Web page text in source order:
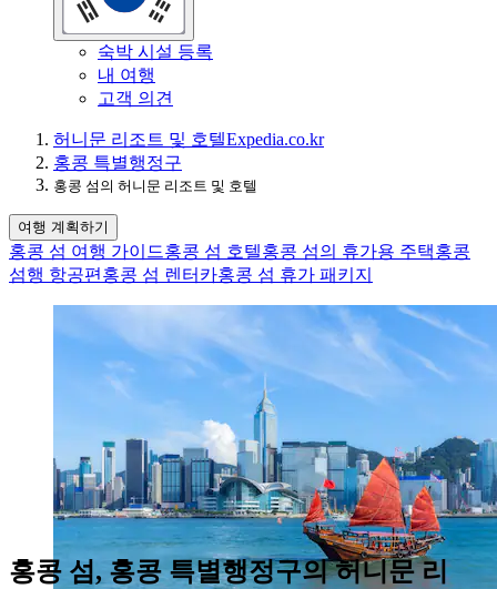
숙박 시설 등록
내 여행
고객 의견
허니문 리조트 및 호텔Expedia.co.kr
홍콩 특별행정구
홍콩 섬의 허니문 리조트 및 호텔
여행 계획하기
홍콩 섬 여행 가이드홍콩 섬 호텔홍콩 섬의 휴가용 주택홍콩
섬행 항공편 홍콩 섬 렌터카홍콩 섬 휴가 패키지
홍콩 섬, 홍콩 특별행정구의 허니문 리